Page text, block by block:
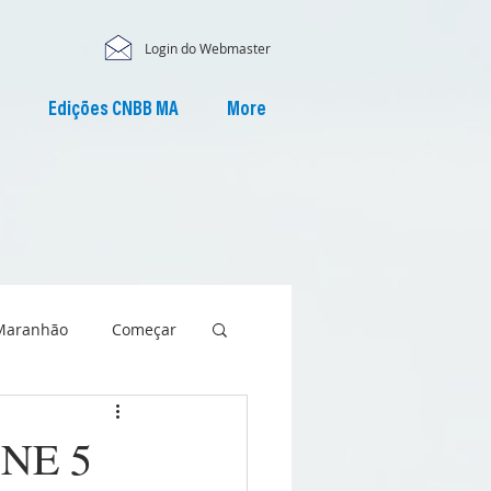
Login do Webmaster
Edições CNBB MA More
Começar
5